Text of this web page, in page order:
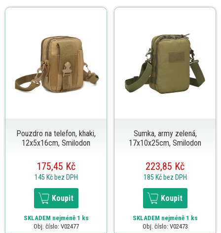
Pouzdro na telefon, khaki,
12x5x16cm, Smilodon
175,45 Kč
145 Kč bez DPH
Koupit
SKLADEM nejméně 1 ks
Obj. číslo: V02477
Sumka, army zelená,
17x10x25cm, Smilodon
223,85 Kč
185 Kč bez DPH
Koupit
SKLADEM nejméně 1 ks
Obj. číslo: V02473